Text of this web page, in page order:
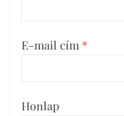
E-mail cím *
Honlap